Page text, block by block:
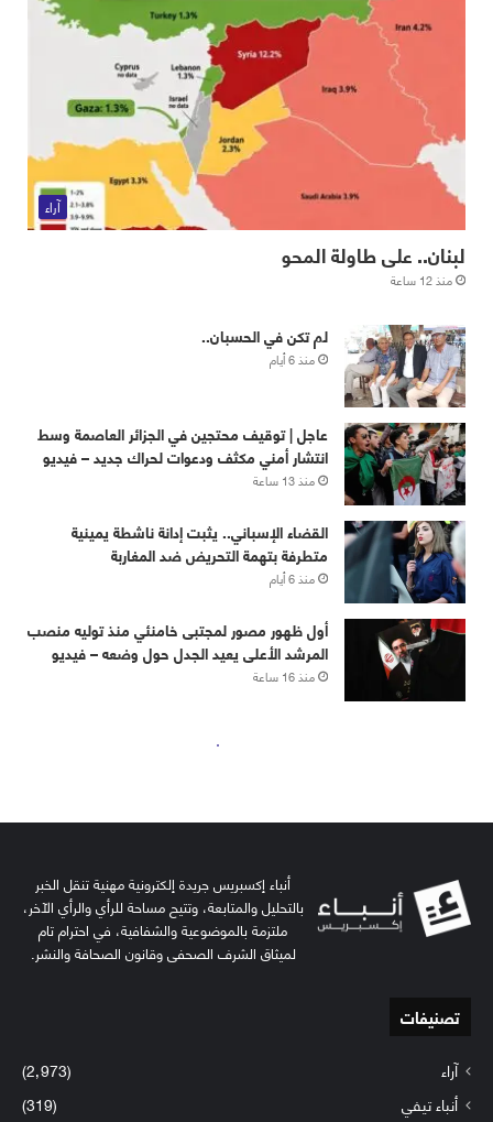
أنباء إكسبريس جريدة إلكترونية مهنية تنقل الخبر
بالتحليل والمتابعة، وتتيح مساحة للرأي والرأي الآخر،
ملتزمة بالموضوعية والشفافية، في احترام تام
لميثاق الشرف الصحفي وقانون الصحافة والنشر.
تصنيفات
آراء
(2٬973)
أنباء تيفي
(319)